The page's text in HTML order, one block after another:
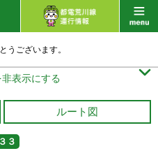
うございます。
表示にする 
ルート図
３